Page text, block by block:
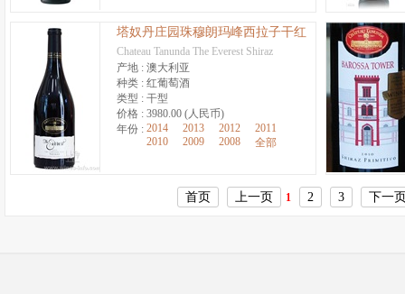
塔奴丹庄园珠穆朗玛峰西拉子干红
Chateau Tanunda The Everest Shiraz
产地 : 澳大利亚
种类 : 红葡萄酒
类型 : 干型
价格 : 3980.00 (人民币)
年份 : 2014 2013 2012
2011
2010
2009 2008 全部
首页 上一页 1 2 3 下一